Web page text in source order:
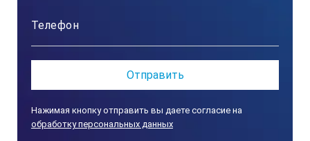
Нажимая кнопку отправить вы даете согласие на
обработку персональных данных